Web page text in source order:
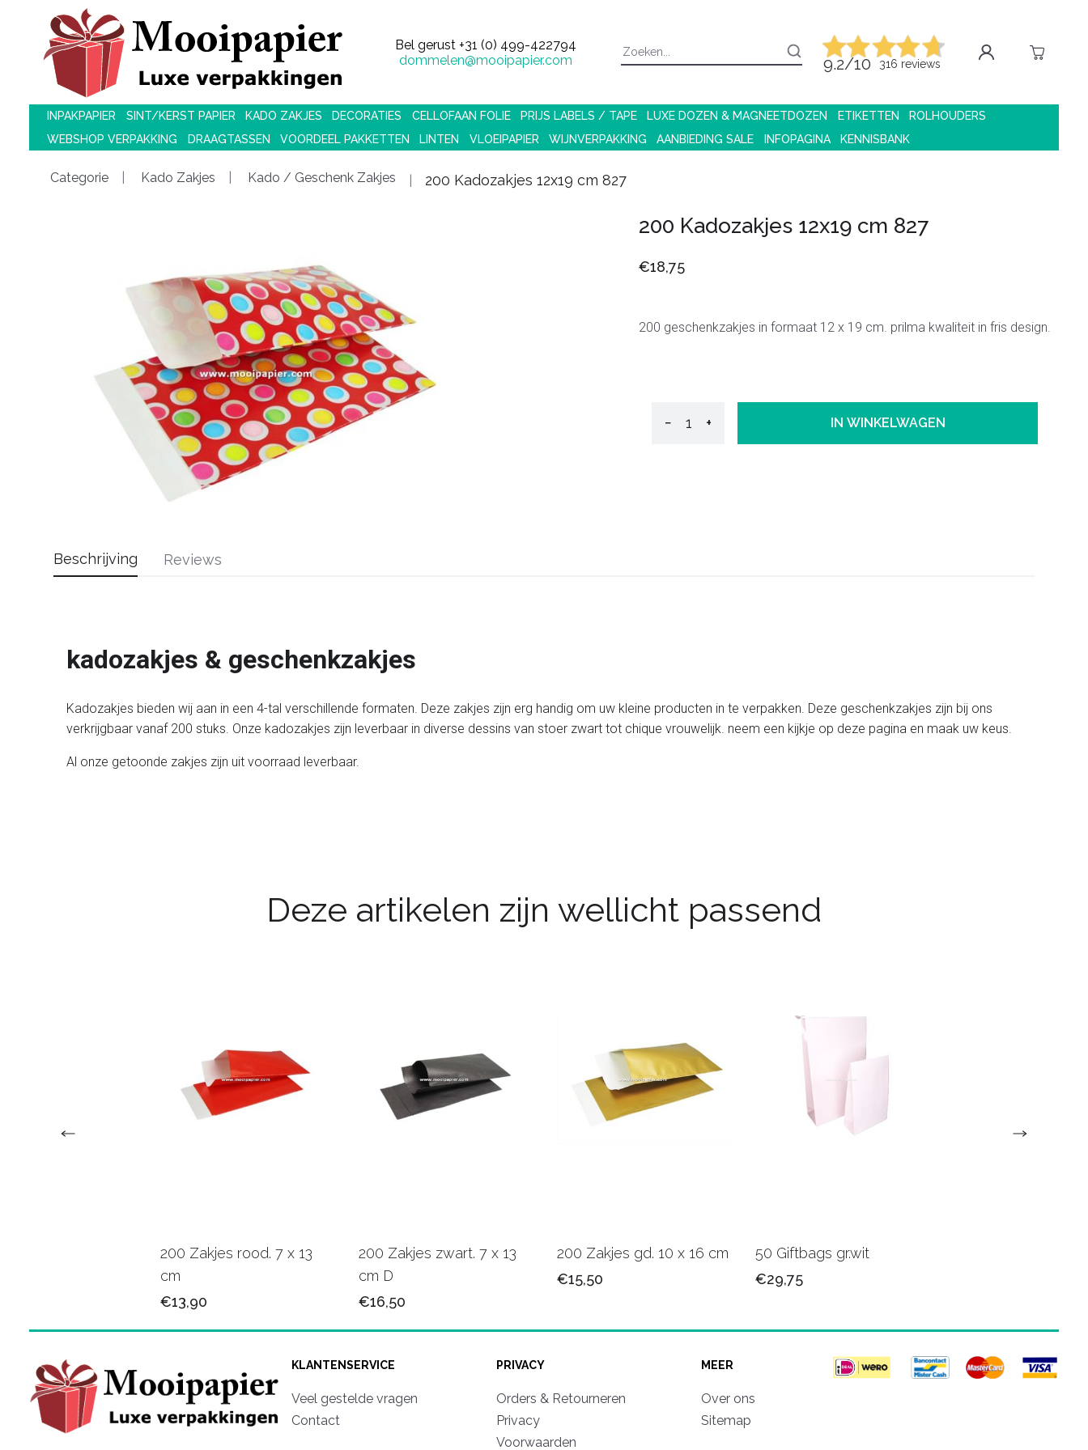
Bel gerust +31 (0) 499-422794
dommelen@mooipapier.com
9.2/10 316 reviews
INPAKPAPIER SINT/KERST PAPIER KADO ZAKJES DECORATIES CELLOFAAN FOLIE PRIJS LABELS / TAPE LUXE DOZEN & MAGNEETDOZEN ETIKETTEN
ROLHOUDERS
WEBSHOP VERPAKKING
DRAAGTASSEN VOORDEEL PAKKETTEN LINTEN VLOEIPAPIER WIJNVERPAKKING AANBIEDING SALE INFOPAGINA KENNISBANK
Categorie Kado Zakjes Kado / Geschenk Zakjes 200 Kadozakjes 12x19 cm 827
200 Kadozakjes 12x19 cm 827
€18,75
200 geschenkzakjes in formaat 12 x 19 cm. prilma kwaliteit in fris design.
− + IN WINKELWAGEN
Beschrijving
kadozakjes & geschenkzakjes
Kadozakjes bieden wij aan in een 4-tal verschillende formaten. Deze zakjes zijn erg handig om uw kleine producten in te verpakken. Deze geschenkzakjes zijn bij ons
verkrijgbaar vanaf 200 stuks. Onze kadozakjes zijn leverbaar in diverse dessins van stoer zwart tot chique vrouwelijk. neem een kijkje op deze pagina en maak uw keus.
Al onze getoonde zakjes zijn uit voorraad leverbaar.
Reviews
Deze artikelen zijn wellicht passend
200 Zakjes rood. 7 x 13
cm
€13,90
200 Zakjes zwart. 7 x 13
cm D
€16,50
200 Zakjes gd. 10 x 16 cm
€15,50
50 Giftbags gr.wit
€29,75
KLANTENSERVICE
Veel gestelde vragen
Contact
PRIVACY
Orders & Retourneren
Privacy
Voorwaarden
MEER
Over ons
Sitemap